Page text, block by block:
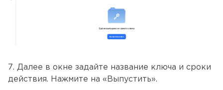
7. Далее в окне задайте название ключа и сроки
действия. Нажмите на «Выпустить».